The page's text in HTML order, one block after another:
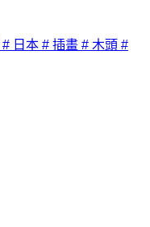
# 日本 # 插畫 # 木頭 #